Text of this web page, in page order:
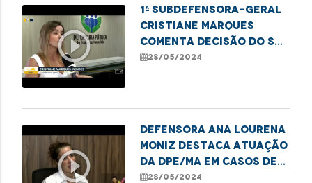
play_circle_outline
1ª Subdefensora-geral
Cristiane Marques
comenta decisão do STF
que proíbe
28/05/2024
play_circle_outline
Defensora Ana Lourena
Moniz destaca atuação
da DPE/MA em casos de
adoção
28/05/2024